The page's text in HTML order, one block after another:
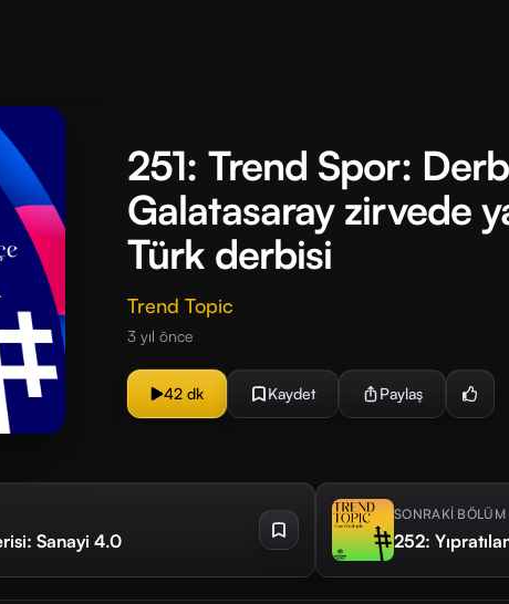
251: Trend Spor:
Galatasaray zirvede
Türk derbisi
Trend Topic
3 yıl önce
42 dk Kaydet Paylaş
Sanayi 4.0
SONRAKİ BÖLÜM
252: